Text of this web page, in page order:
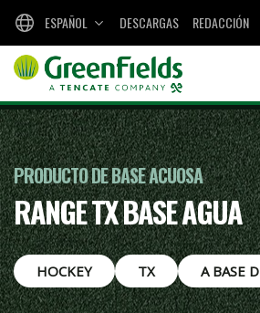
DESCARGAS REDACCIÓN
ESPAÑOL
PRODUCTO DE BASE ACUOSA
RANGE TX BASE AGUA
HOCKEY TX A BASE